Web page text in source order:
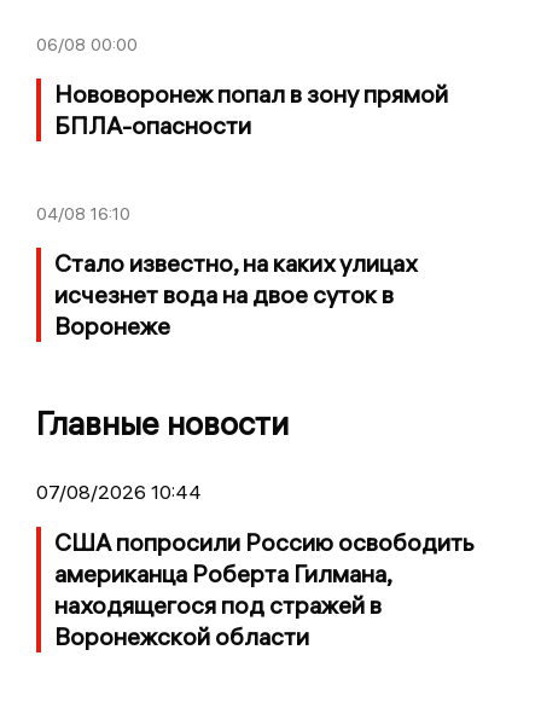
06/08 00:00
Нововоронеж попал в зону прямой
БПЛА-опасности
04/08 16:10
Стало известно, на каких улицах
исчезнет вода на двое суток в
Воронеже
Главные новости
07/08/2026 10:44
США попросили Россию освободить
американца Роберта Гилмана,
находящегося под стражей в
Воронежской области